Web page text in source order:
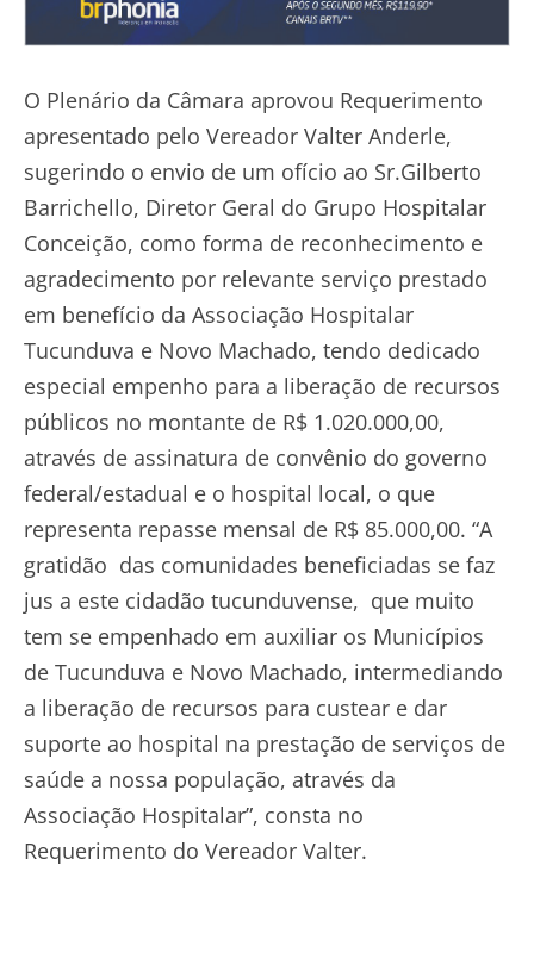
O Plenário da Câmara aprovou Requerimento
apresentado pelo Vereador Valter Anderle,
sugerindo o envio de um ofício ao Sr.Gilberto
Barrichello, Diretor Geral do Grupo Hospitalar
Conceição, como forma de reconhecimento e
agradecimento por relevante serviço prestado
em benefício da Associação Hospitalar
Tucunduva e Novo Machado, tendo dedicado
especial empenho para a liberação de recursos
públicos no montante de R$ 1.020.000,00,
através de assinatura de convênio do governo
federal/estadual e o hospital local, o que
representa repasse mensal de R$ 85.000,00. “A
gratidão das comunidades beneficiadas se faz
jus a este cidadão tucunduvense, que muito
tem se empenhado em auxiliar os Municípios
de Tucunduva e Novo Machado, intermediando
a liberação de recursos para custear e dar
suporte ao hospital na prestação de serviços de
saúde a nossa população, através da
Associação Hospitalar”, consta no
Requerimento do Vereador Valter.